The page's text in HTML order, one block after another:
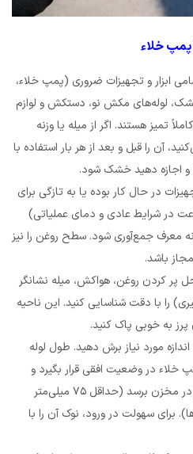
ابزار و تجهیزات ضروری (پمپ خلاء،
لوله‌های مکش نو، دستکش و لوازم
تمیز هستند. اگر از میله یا وزنه
آن را قبل و بعد از هر بار استفاده با
اجازه دهید خشک شود.
در حال کار بوده یا به تازگی برای
در شرایط عادی و دمای عملیاتی)
معرف جمع‌آوری شود. سطح روغن را نیز
باشد.
پر کردن روغن، هواکش، میله نشانگر
را با دقت شناسایی کنید. این ناحیه
پرز به خوبی پاک کنید.
مورد نیاز برش دهید. طول لوله
خلاء در وضعیت افقی قرار بگیرد و
نوک لوله به عمق مورد نظر در مخزن برسد (حداقل ۷۵ میلی‌متر
برای سهولت در ورود، نوک آن را با